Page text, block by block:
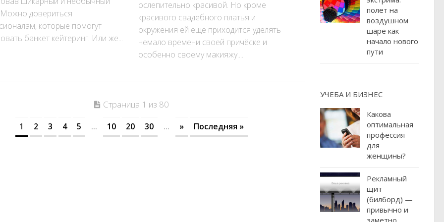
Можно довериться
которые помогут
банкет кейтеринг. Или же...
ослепительно красивой. Но кроме
красивого свадебного платья и
окружения ей ещё приходится уделять
немало времени своей причёске и
особенно своему макияжу....
Страница 1 из 80
1 2 3 4 5 ... 10 20 30 ... » Последняя »
полет на
воздушном
шаре как
начало нового
пути
УЧЕБА И БИЗНЕС
Какова
оптимальная
профессия
для
женщины?
Рекламный
щит
(билборд) —
привычно и
заметно